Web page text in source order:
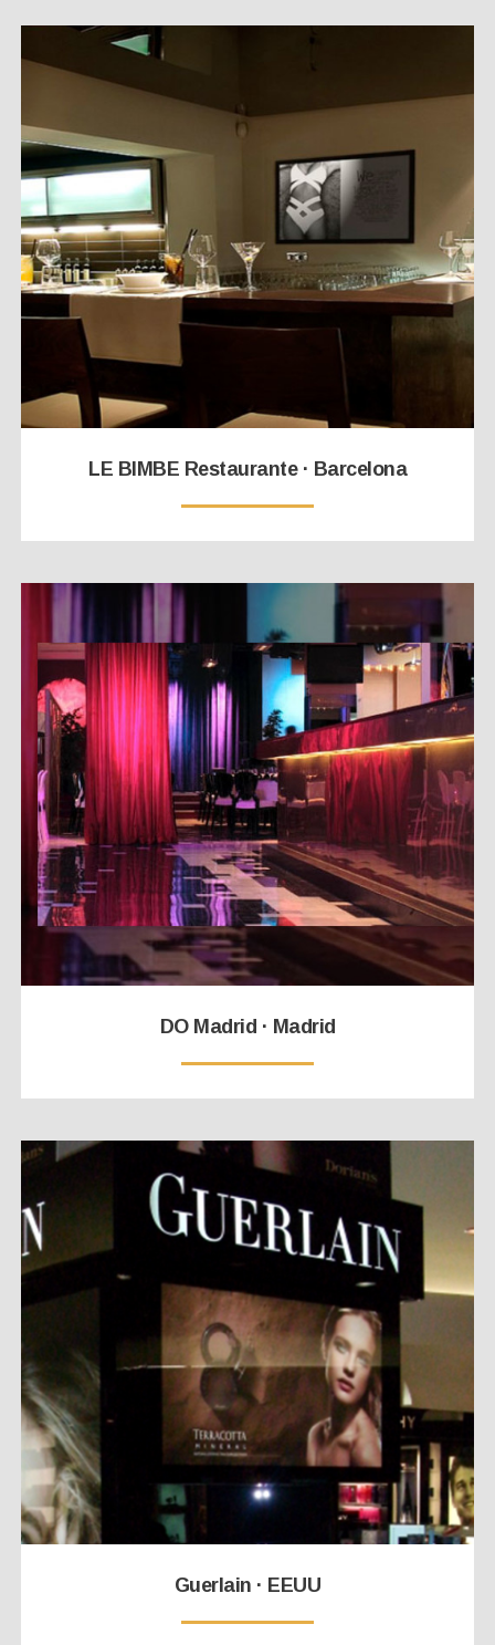
LE BIMBE Restaurante · Barcelona
DO Madrid · Madrid
Guerlain · EEUU